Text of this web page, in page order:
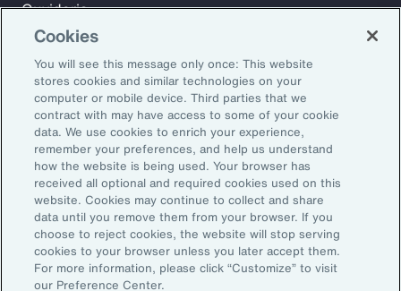
Inscreva-se no Aon Insights para receber semanalmente
artigos, reportagens e notícias da nossa equipe de
especialistas.
E-mail:
Inscrever-se
Ouvidoria
©2026 Aon plc. Todos os direitos reservados.
Política de privacidadeTermo de Conformidade de Negócios
Trabalhe na AonPreferências de e-mail
Cookies
You will see this message only once: This website
stores cookies and similar technologies on your
computer or mobile device. Third parties that we
contract with may have access to some of your cookie
data. We use cookies to enrich your experience,
remember your preferences, and help us understand
how the website is being used. Your browser has
received all optional and required cookies used on this
website. Cookies may continue to collect and share
data until you remove them from your browser. If you
choose to reject cookies, the website will stop serving
cookies to your browser unless you later accept them.
For more information, please click “Customize” to visit
our Preference Center.